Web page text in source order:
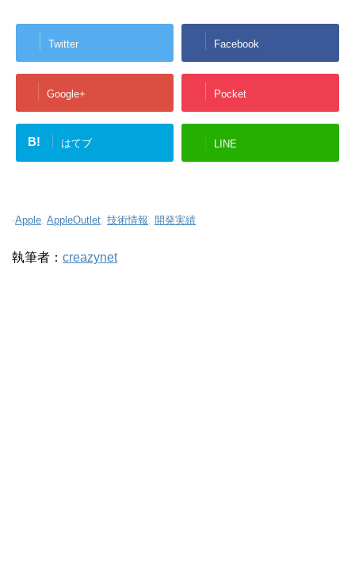
Twitter Facebook
Google+ Pocket
B! はてブ LINE
-Apple, AppleOutlet, 技術情報, 開発実績
執筆者： creazynet